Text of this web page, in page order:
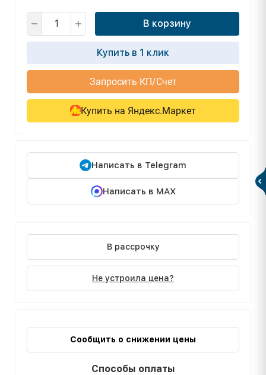
В корзину
Купить в 1 клик
Запросить КП/Счет
Купить на Яндекс.Маркет
Написать в Telegram
Написать в MAX
В рассрочку
Не устроила цена?
Сообщить о снижении цены
Способы оплаты